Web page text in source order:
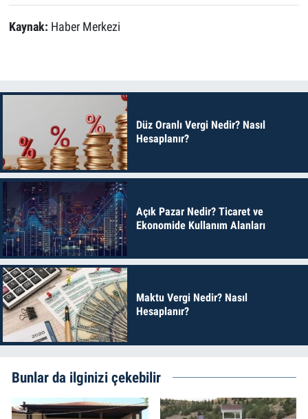
Kaynak: Haber Merkezi
Düz Oranlı Vergi Nedir? Nasıl
Hesaplanır?
Açık Pazar Nedir? Ticaret ve
Ekonomide Kullanım Alanları
Maktu Vergi Nedir? Nasıl
Hesaplanır?
Bunlar da ilginizi çekebilir